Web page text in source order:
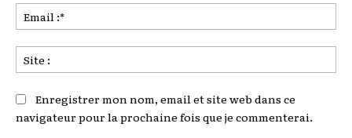
:*
:
Enregistrer mon nom, email et site web dans ce
navigateur pour la prochaine fois que je commenterai.